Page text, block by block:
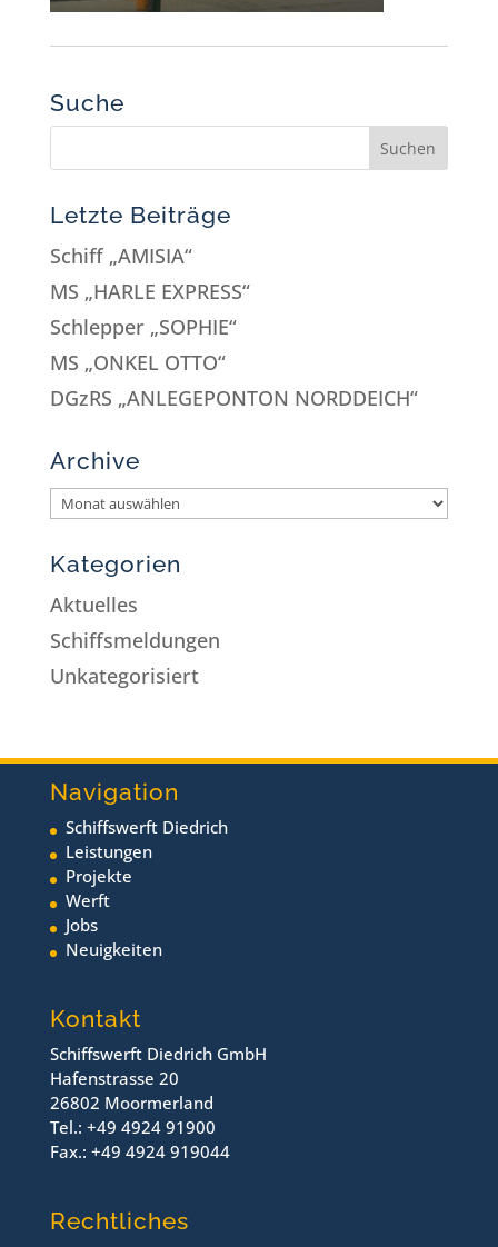
Suche
Letzte Beiträge
Schiff „AMISIA“
MS „HARLE EXPRESS“
Schlepper „SOPHIE“
MS „ONKEL OTTO“
DGzRS „ANLEGEPONTON NORDDEICH“
Archive
Kategorien
Aktuelles
Schiffsmeldungen
Unkategorisiert
Navigation
Schiffswerft Diedrich
Leistungen
Projekte
Werft
Jobs
Neuigkeiten
Kontakt
Schiffswerft Diedrich GmbH
Hafenstrasse 20
26802 Moormerland
Tel.: +49 4924 91900
Fax.: +49 4924 919044
Rechtliches